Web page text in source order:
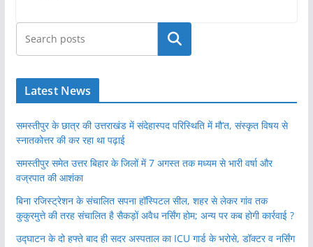
खोजें
Latest News
समस्तीपुर के छात्र की उत्तराखंड में संदेहास्पद परिस्थिति में मौ’त, संस्कृत विषय से
स्नातकोत्तर की कर रहा था पढ़ाई
समस्तीपुर समेत उत्तर बिहार के जिलों में 7 अगस्त तक मध्यम से भारी वर्षा और
वज्रपात की आशंका
बिना रजिस्ट्रेशन के संचालित सपना हॉस्पिटल सील, शहर से लेकर गांव तक
कुकुरमुत्ते की तरह संचालित है सैकड़ों अवैध नर्सिंग होम; अन्य पर कब होगी कार्रवाई ?
उद्घाटन के दो हफ्ते बाद ही सदर अस्पताल का ICU गार्ड के भरोसे, डॉक्टर व नर्सिंग